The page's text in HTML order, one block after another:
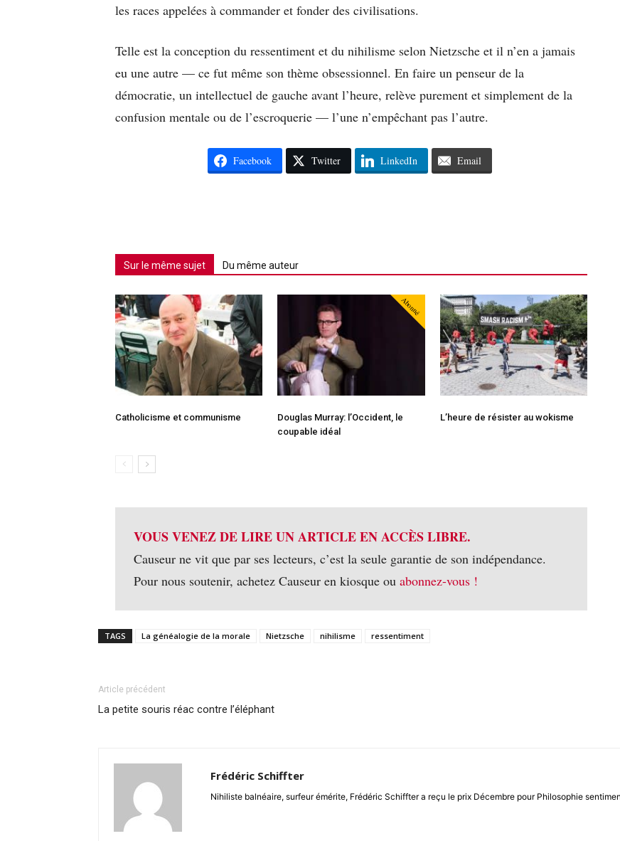
les races appelées à commander et fonder des civilisations.
Telle est la conception du ressentiment et du nihilisme selon Nietzsche et il n’en a jamais
eu une autre — ce fut même son thème obsessionnel. En faire un penseur de la
démocratie, un intellectuel de gauche avant l’heure, relève purement et simplement de la
confusion mentale ou de l’escroquerie — l’une n’empêchant pas l’autre.
Facebook Twitter LinkedIn Email
Sur le même sujet Du même auteur
Catholicisme et communisme
Abonné
Douglas Murray: l’Occident, le
coupable idéal
L’heure de résister au wokisme
VOUS VENEZ DE LIRE UN ARTICLE EN ACCÈS LIBRE.
Causeur ne vit que par ses lecteurs, c’est la seule garantie de son indépendance.
Pour nous soutenir, achetez Causeur en kiosque ou abonnez-vous !
TAGS La généalogie de la morale Nietzsche nihilisme ressentiment
Article précédent
La petite souris réac contre l’éléphant
Frédéric Schiffter
Nihiliste balnéaire, surfeur émérite, Frédéric Schiffter a reçu le prix Décembre pour Philosophie